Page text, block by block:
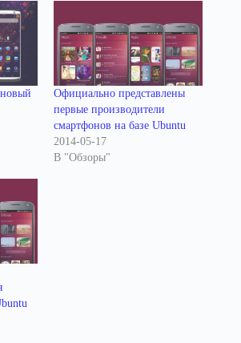
Официально представлены
первые производители
смартфонов на базе Ubuntu
2014-05-17
В "Обзоры"